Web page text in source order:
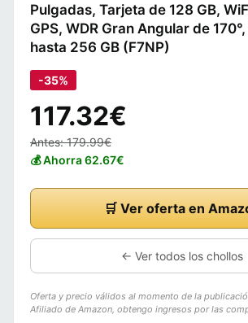
Pulgadas, Tarjeta de 128 GB,
GPS, WDR Gran Angular de
hasta 256 GB (F7NP)
-35%
117.32€
Antes: 179.99€
💰 Ahorra 62.67€
🛒 Ver oferta en
← Ver todos los chollos
Oferta y precio válidos al momento de la
Afiliado de Amazon, obtengo ingresos por las